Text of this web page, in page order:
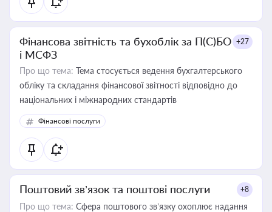
Фінансова звітність та бухоблік за П(С)БО
і МСФЗ
+27
Про що тема: Тема стосується ведення бухгалтерського
обліку та складання фінансової звітності відповідно до
національних і міжнародних стандартів
Фінансові послуги
Поштовий зв’язок та поштові послуги +8
Про що тема: Сфера поштового зв’язку охоплює надання